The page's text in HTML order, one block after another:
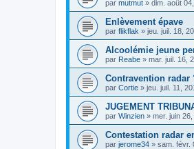
par mutmut » dim. août
Enlèvement épave
par flikflak » jeu. juil. 18,
Alcoolémie jeune
par Reabe » mar. juil. 16,
Contravention radar
par Cortie » jeu. juil. 11,
JUGEMENT
par Winzien » mer. juin
Contestation radar
par jerome34 » sam. févr.